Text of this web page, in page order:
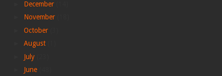
December
November
October
August
July
June